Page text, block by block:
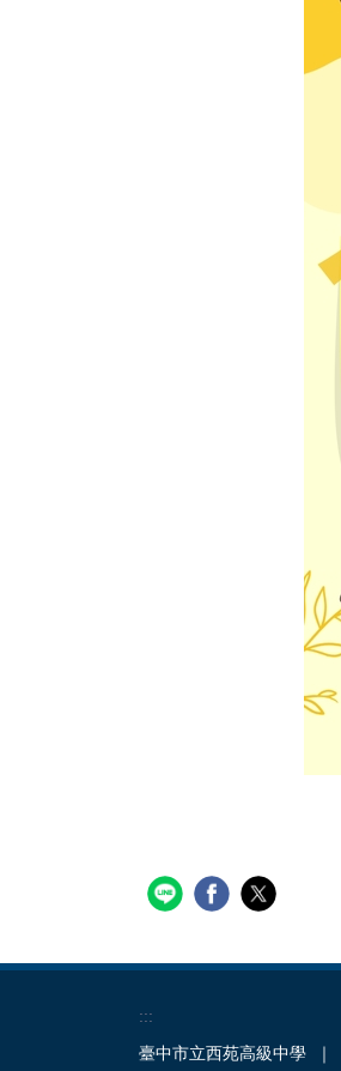
:::
臺中市立西苑高級中學 ｜